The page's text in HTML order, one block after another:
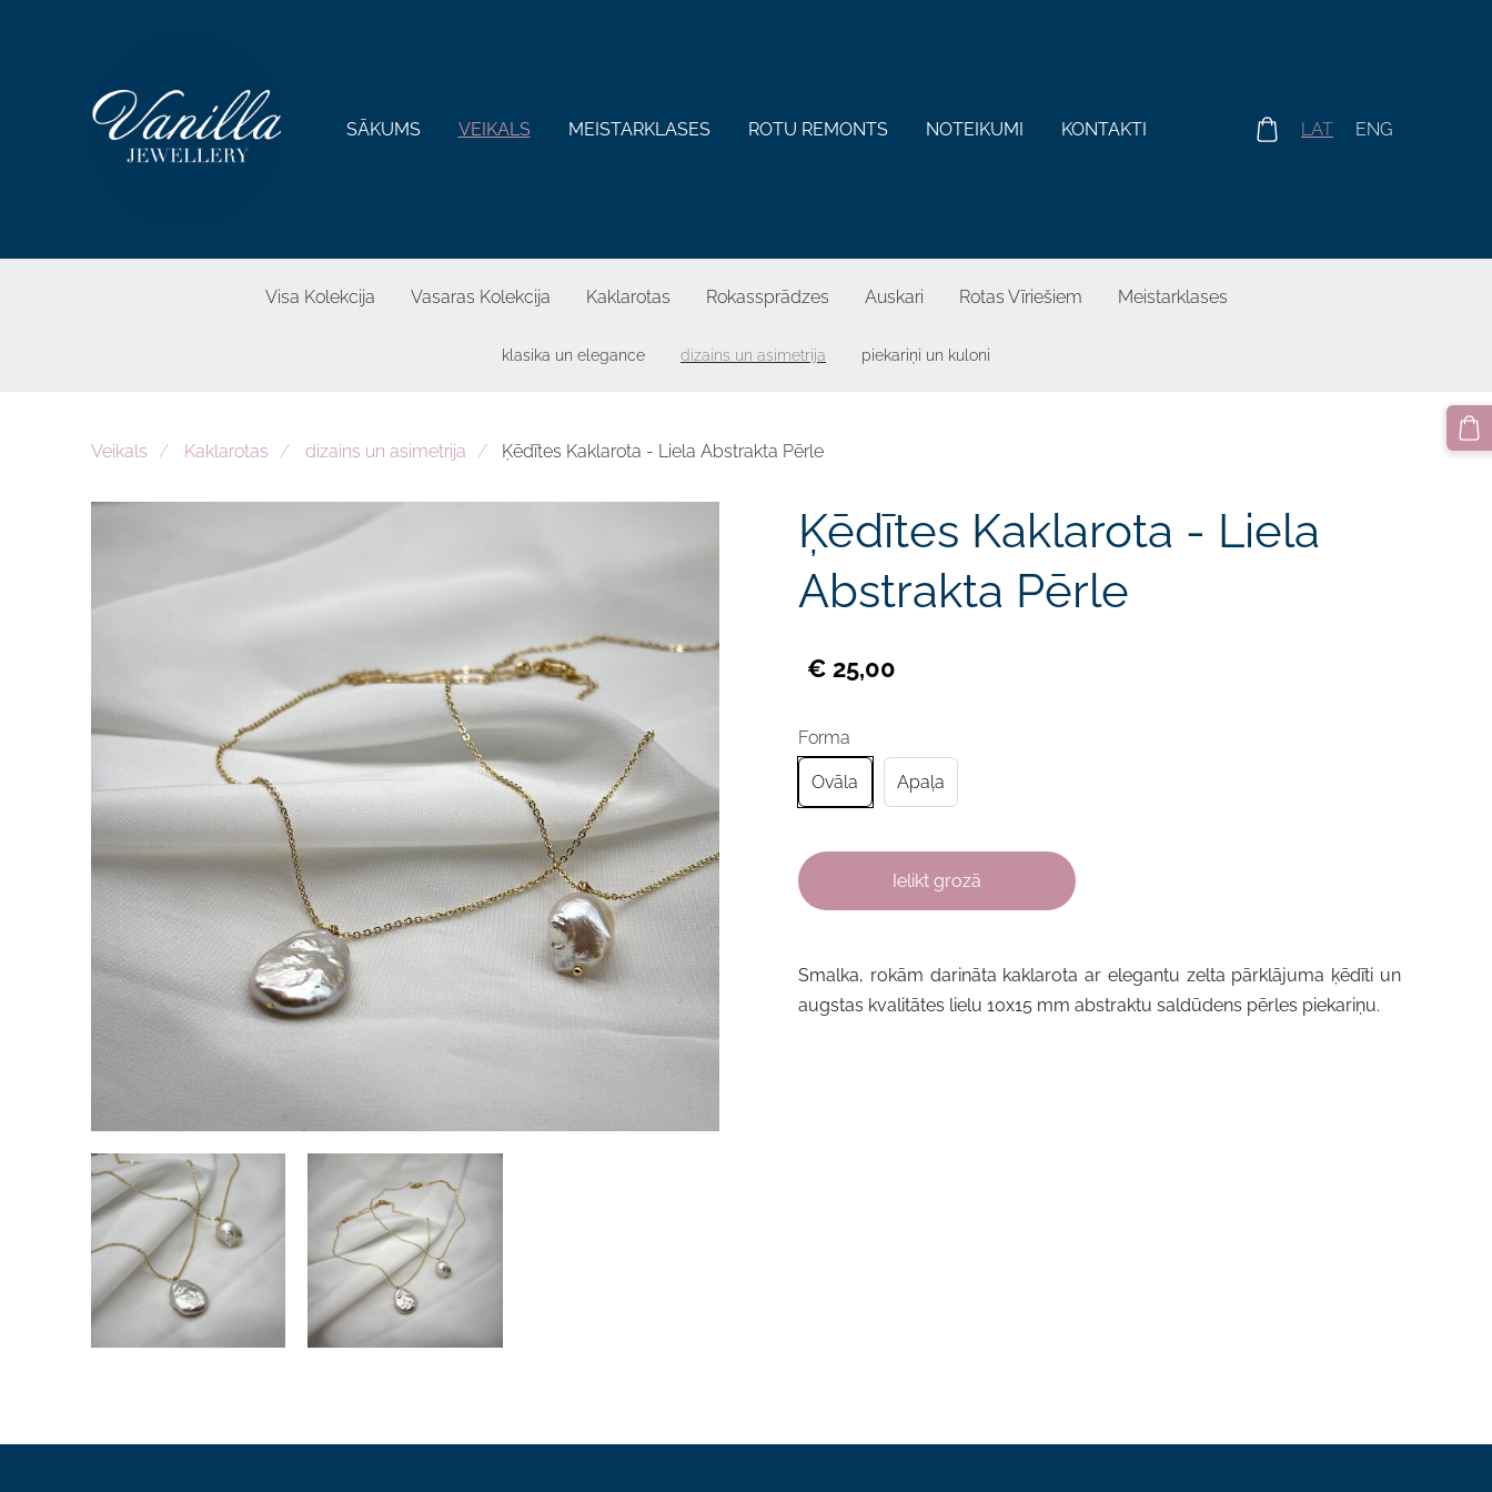
SĀKUMS VEIKALS MEISTARKLASES ROTU REMONTS NOTEIKUMI KONTAKTI LAT ENG
Visa Kolekcija Vasaras Kolekcija Kaklarotas Rokassprādzes Auskari Rotas Vīriešiem Meistarklases
klasika un elegance dizains un asimetrija piekariņi un kuloni
Veikals Kaklarotas dizains un asimetrija Ķēdītes Kaklarota - Liela Abstrakta Pērle
Ķēdītes Kaklarota - Liela
Abstrakta Pērle
€ 25,00
Forma
Ovāla Apaļa
Ielikt grozā
Smalka, rokām darināta kaklarota ar elegantu zelta pārklājuma ķēdīti un
augstas kvalitātes lielu 10x15 mm abstraktu saldūdens pērles piekariņu.